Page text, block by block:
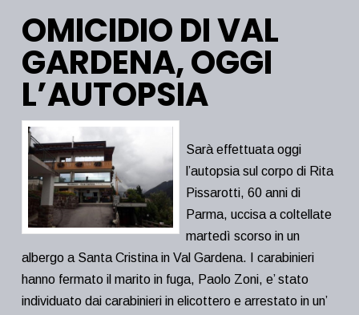
OMICIDIO DI VAL
GARDENA, OGGI
L’AUTOPSIA
Sarà effettuata oggi
l’autopsia sul corpo di Rita
Pissarotti, 60 anni di
Parma, uccisa a coltellate
martedì scorso in un
albergo a Santa Cristina in Val Gardena. I carabinieri
hanno fermato il marito in fuga, Paolo Zoni, e’ stato
individuato dai carabinieri in elicottero e arrestato in un’